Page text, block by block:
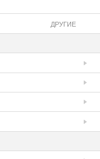
ДРУГИЕ